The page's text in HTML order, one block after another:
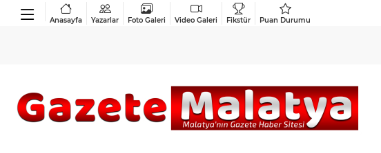
Anasayfa Yazarlar Foto Galeri Video Galeri Fikstür Puan Durumu